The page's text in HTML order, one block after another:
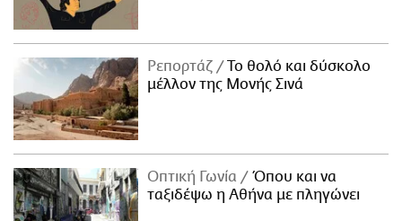
Ρεπορτάζ
Το θολό και δύσκολο
μέλλον της Μονής Σινά
Οπτική Γωνία
Όπου και να
ταξιδέψω η Αθήνα με πληγώνει